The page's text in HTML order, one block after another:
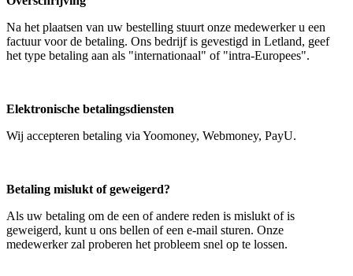
Na het plaatsen van uw bestelling stuurt onze medewerker u een
factuur voor de betaling. Ons bedrijf is gevestigd in Letland, geef
het type betaling aan als "internationaal" of "intra-Europees".
Elektronische betalingsdiensten
Wij accepteren betaling via Yoomoney, Webmoney, PayU.
Betaling mislukt of geweigerd?
Als uw betaling om de een of andere reden is mislukt of is
geweigerd, kunt u ons bellen of een e-mail sturen. Onze
medewerker zal proberen het probleem snel op te lossen.